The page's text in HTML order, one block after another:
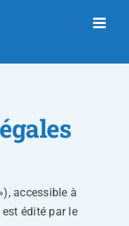
accessible à
est édité par le